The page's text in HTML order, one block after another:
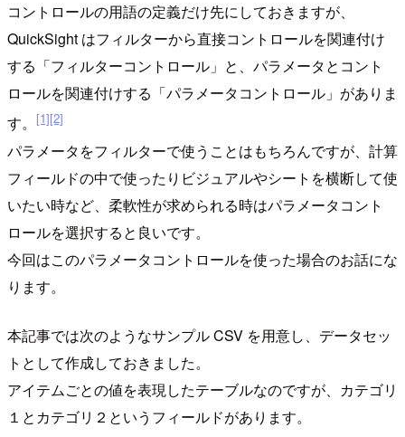
コントロールの用語の定義だけ先にしておきますが、
QuickSight はフィルターから直接コントロールを関連付け
する「フィルターコントロール」と、パラメータとコント
ロールを関連付けする「パラメータコントロール」がありま
す。
[1][2]
パラメータをフィルターで使うことはもちろんですが、計算
フィールドの中で使ったりビジュアルやシートを横断して使
いたい時など、柔軟性が求められる時はパラメータコント
ロールを選択すると良いです。
今回はこのパラメータコントロールを使った場合のお話にな
ります。
本記事では次のようなサンプル CSV を用意し、データセッ
トとして作成しておきました。
アイテムごとの値を表現したテーブルなのですが、カテゴリ
１とカテゴリ２というフィールドがあります。